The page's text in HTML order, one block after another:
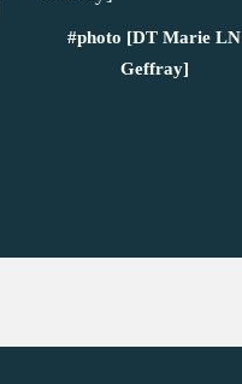
#photo [DT Marie LN
Geffray]